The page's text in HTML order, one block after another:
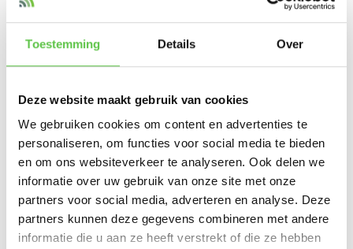
Toestemming Details Over
Deze website maakt gebruik van cookies
We gebruiken cookies om content en advertenties te
personaliseren, om functies voor social media te bieden
en om ons websiteverkeer te analyseren. Ook delen we
informatie over uw gebruik van onze site met onze
partners voor social media, adverteren en analyse. Deze
partners kunnen deze gegevens combineren met andere
informatie die u aan ze heeft verstrekt of die ze hebben
Vergelijk Delen
Reviews
Based on 0 reviews
Er zijn nog geen reviews geschreven over dit product..